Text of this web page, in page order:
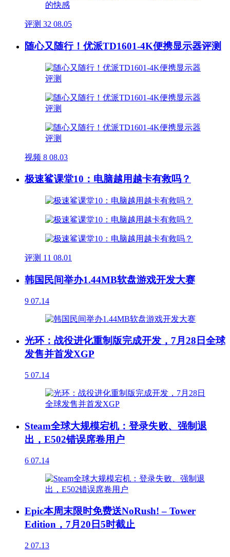
评测 32 08.05
随心又随行！优派TD1601-4K便携显示器评测
视频 8 08.03
极速鲨课堂10：电脑越用越卡有救吗？
评测 11 08.01
韩国民间举办1.44MB软盘游戏开发大赛
9 07.14
光环：战役进化重制版完成开发，7月28日全球
发售并首发XGP
5 07.14
Steam全球大规模宕机：登录失败、强制退
出，E502错误席卷用户
6 07.14
Epic本周末限时免费送NoRush! – Tower
Edition，7月20日5时截止
2 07.13